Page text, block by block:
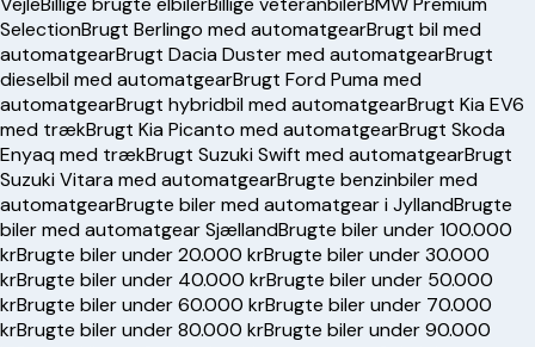
SelectionBrugt Berlingo med automatgearBrugt bil med
automatgearBrugt Dacia Duster med automatgearBrugt
dieselbil med automatgearBrugt Ford Puma med
automatgearBrugt hybridbil med automatgearBrugt Kia EV6
med trækBrugt Kia Picanto med automatgearBrugt Skoda
Enyaq med trækBrugt Suzuki Swift med automatgearBrugt
Suzuki Vitara med automatgearBrugte benzinbiler med
automatgearBrugte biler med automatgear i JyllandBrugte
biler med automatgear SjællandBrugte biler under 100.000
krBrugte biler under 20.000 krBrugte biler under 30.000
krBrugte biler under 40.000 krBrugte biler under 50.000
krBrugte biler under 60.000 krBrugte biler under 70.000
krBrugte biler under 80.000 krBrugte biler under 90.000